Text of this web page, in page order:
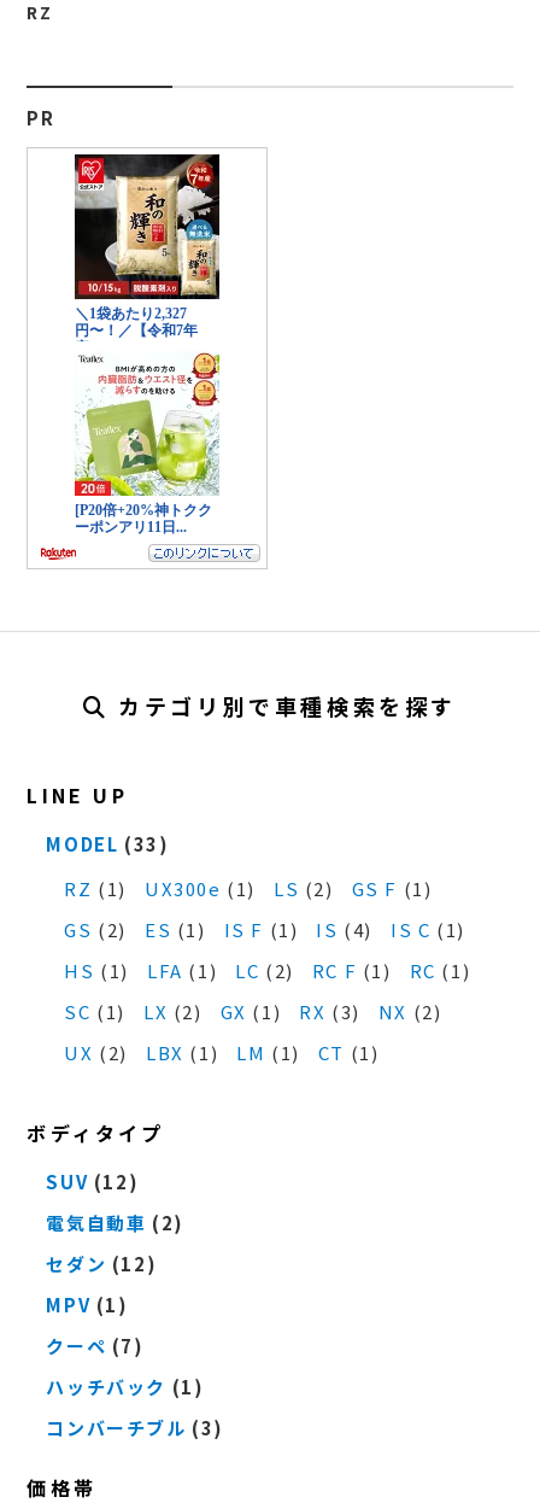
RZ
PR
カテゴリ別で車種検索を探す
LINE UP
MODEL (33)
RZ (1) UX300e (1) LS (2) GS F (1)
GS (2) ES (1) IS F (1) IS (4) IS C (1)
HS (1) LFA (1) LC (2) RC F (1) RC (1)
SC (1) LX (2) GX (1) RX (3) NX (2)
UX (2) LBX (1) LM (1) CT (1)
ボディタイプ
SUV (12)
電気自動車 (2)
セダン (12)
MPV (1)
クーペ (7)
ハッチバック (1)
コンバーチブル (3)
価格帯